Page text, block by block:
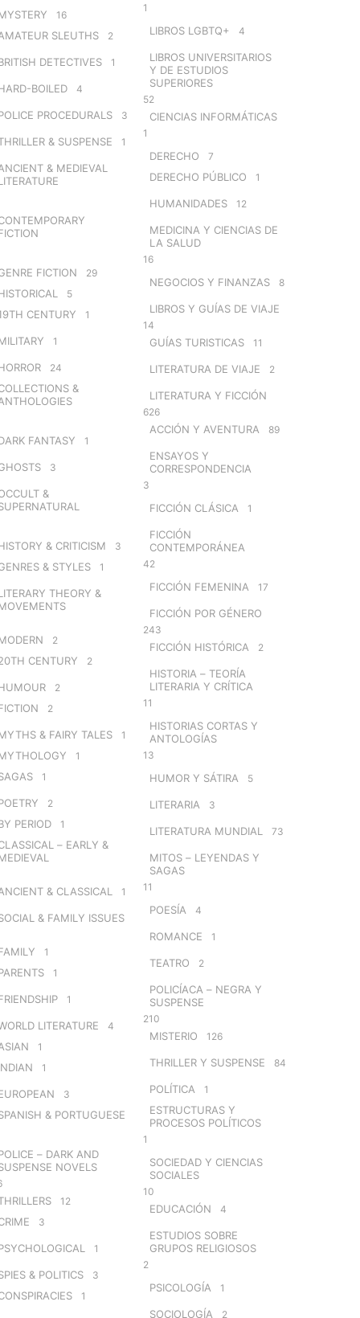
16
SLEUTHS 2
DETECTIVES 1
BOILED 4
PROCEDURALS 3
& SUSPENSE 1
& MEDIEVAL
FICTION 29
5
CENTURY 1
1
24
&
FANTASY 1
3
&
& CRITICISM 3
& STYLES 1
THEORY &
2
CENTURY 2
2
2
& FAIRY TALES 1
1
1
2
PERIOD 1
– EARLY &
& CLASSICAL 1
& FAMILY ISSUES
1
1
1
LITERATURE 4
1
1
3
& PORTUGUESE
– DARK AND
NOVELS
12
3
1
& POLITICS 3
1
1
LIBROS LGBTQ+ 4
LIBROS UNIVERSITARIOS
Y DE ESTUDIOS
SUPERIORES
52
CIENCIAS INFORMÁTICAS
1
DERECHO 7
DERECHO PÚBLICO 1
HUMANIDADES 12
MEDICINA Y CIENCIAS DE
LA SALUD
16
NEGOCIOS Y FINANZAS 8
LIBROS Y GUÍAS DE VIAJE
14
GUÍAS TURISTICAS 11
LITERATURA DE VIAJE 2
LITERATURA Y FICCIÓN
626
ACCIÓN Y AVENTURA 89
ENSAYOS Y
CORRESPONDENCIA
3
FICCIÓN CLÁSICA 1
FICCIÓN
CONTEMPORÁNEA
42
FICCIÓN FEMENINA 17
FICCIÓN POR GÉNERO
243
FICCIÓN HISTÓRICA 2
HISTORIA – TEORÍA
LITERARIA Y CRÍTICA
11
HISTORIAS CORTAS Y
ANTOLOGÍAS
13
HUMOR Y SÁTIRA 5
LITERARIA 3
LITERATURA MUNDIAL 73
MITOS – LEYENDAS Y
SAGAS
11
POESÍA 4
ROMANCE 1
TEATRO 2
POLICÍACA – NEGRA Y
SUSPENSE
210
MISTERIO 126
THRILLER Y SUSPENSE 84
POLÍTICA 1
ESTRUCTURAS Y
PROCESOS POLÍTICOS
1
SOCIEDAD Y CIENCIAS
SOCIALES
10
EDUCACIÓN 4
ESTUDIOS SOBRE
GRUPOS RELIGIOSOS
2
PSICOLOGÍA 1
SOCIOLOGÍA 2